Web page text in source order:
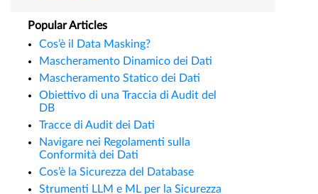
Popular Articles
Cos’è il Data Masking?
Mascheramento Dinamico dei Dati
Mascheramento Statico dei Dati
Obiettivo di una Traccia di Audit del
DB
Tracce di Audit dei Dati
Navigare nei Regolamenti sulla
Conformità dei Dati
Cos’è la Sicurezza del Database
Strumenti LLM e ML per la Sicurezza